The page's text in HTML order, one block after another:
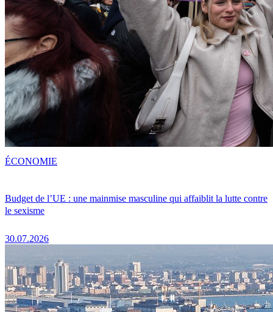
Budget de l’UE : une mainmise masculine qui affaiblit la lutte contre
le sexisme
30.07.2026
ÉCONOMIE